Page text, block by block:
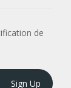
de
Sign Up